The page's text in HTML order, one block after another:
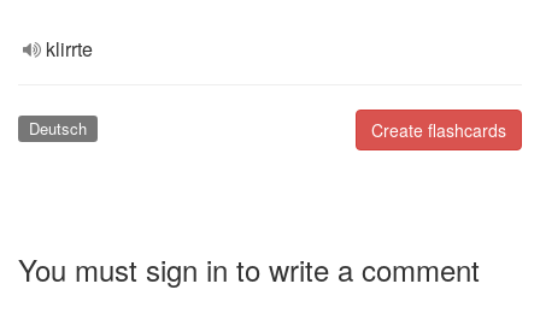
klirrte
Create flashcards
Deutsch
You must sign in to write a comment